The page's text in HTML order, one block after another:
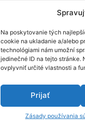
Na poskytovanie tých
cookie na ukladanie a/alebo
technológiami nám umožní
jedinečné ID na tejto stránke.
ovplyvniť určité vlastnosti a
Prijať
Zásady používania